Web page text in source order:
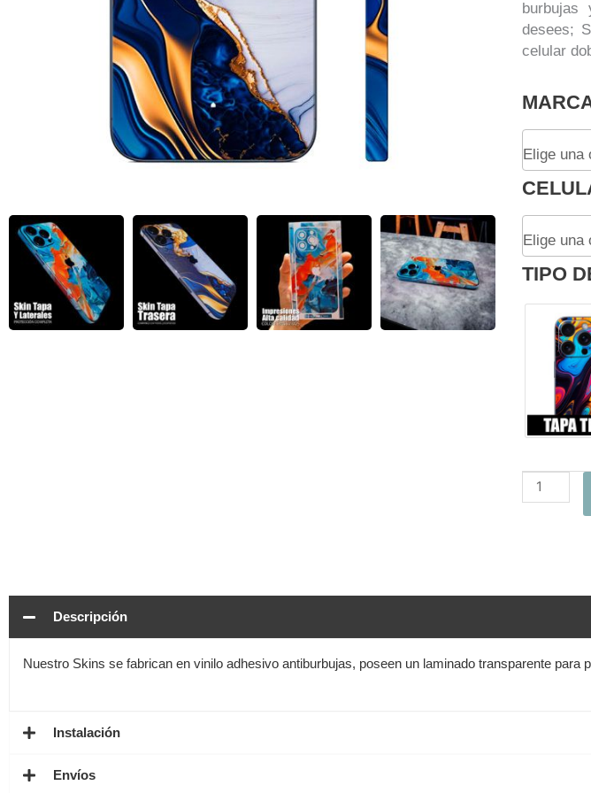
desees;
celular
TIPO
Skin
Mármol
AzulPara
Descripción
Nuestro Skins se fabrican en vinilo adhesivo antiburbujas, poseen un laminado transparente
Instalación
Envíos